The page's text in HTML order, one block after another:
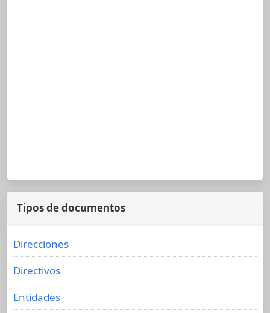
Tipos de documentos
Direcciones
Directivos
Entidades